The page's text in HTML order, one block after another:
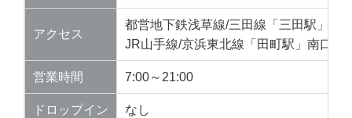
アクセス
都営地下鉄浅草線/三田線「三田駅」A3
JR山手線/京浜東北線「田町駅」南口 徒
営業時間 7:00～21:00
ドロップイン なし